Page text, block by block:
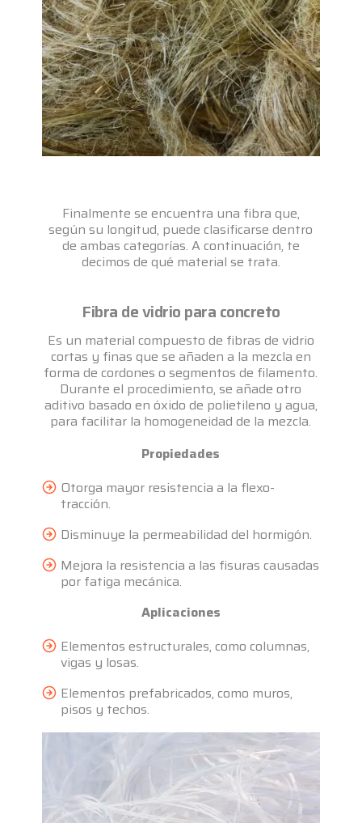
Finalmente se encuentra una fibra que,
según su longitud, puede clasificarse dentro
de ambas categorías. A continuación, te
decimos de qué material se trata.
Fibra de vidrio para concreto
Es un material compuesto de fibras de vidrio
cortas y finas que se añaden a la mezcla en
forma de cordones o segmentos de filamento.
Durante el procedimiento, se añade otro
aditivo basado en óxido de polietileno y agua,
para facilitar la homogeneidad de la mezcla.
Propiedades
Otorga mayor resistencia a la flexo-
tracción.
Disminuye la permeabilidad del hormigón.
Mejora la resistencia a las fisuras causadas
por fatiga mecánica.
Aplicaciones
Elementos estructurales, como columnas,
vigas y losas.
Elementos prefabricados, como muros,
pisos y techos.